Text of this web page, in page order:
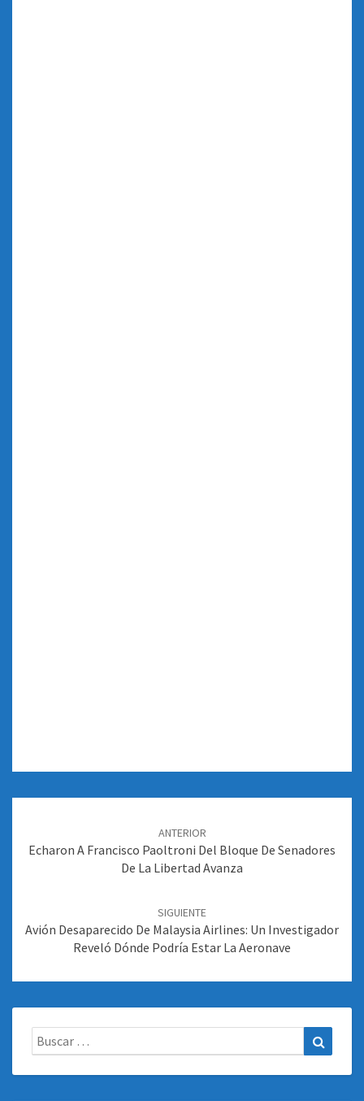
entradas
ANTERIOR
Echaron A Francisco Paoltroni Del Bloque De Senadores
De La Libertad Avanza
SIGUIENTE
Avión Desaparecido De Malaysia Airlines: Un Investigador
Reveló Dónde Podría Estar La Aeronave
Buscar: